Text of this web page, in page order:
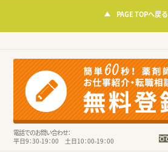
PAGE TOPへ戻る
電話でのお問い合わせ：
平日9：30-19：00 土日10：00-19：00